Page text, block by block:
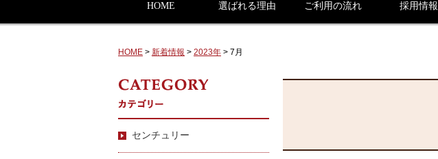
HOME 選ばれる理由 ご利用の流れ 採用情報
HOME > 新着情報 > 2023年 > 7月
センチュリー